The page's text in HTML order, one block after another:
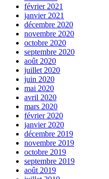
février 2021
janvier 2021
décembre 2020
novembre 2020
octobre 2020
septembre 2020
août 2020
juillet 2020
juin 2020
mai 2020
avril 2020
mars 2020
février 2020
janvier 2020
décembre 2019
novembre 2019
octobre 2019
septembre 2019
août 2019